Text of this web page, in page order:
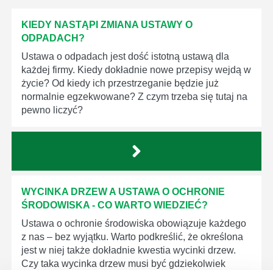
KIEDY NASTĄPI ZMIANA USTAWY O
ODPADACH?
Ustawa o odpadach jest dość istotną ustawą dla
każdej firmy. Kiedy dokładnie nowe przepisy wejdą w
życie? Od kiedy ich przestrzeganie będzie już
normalnie egzekwowane? Z czym trzeba się tutaj na
pewno liczyć?
WYCINKA DRZEW A USTAWA O OCHRONIE
ŚRODOWISKA - CO WARTO WIEDZIEĆ?
Ustawa o ochronie środowiska obowiązuje każdego
z nas – bez wyjątku. Warto podkreślić, że określona
jest w niej także dokładnie kwestia wycinki drzew.
Czy taka wycinka drzew musi być gdziekolwiek